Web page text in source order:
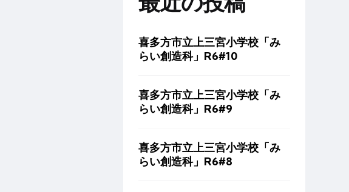
喜多方市立上三宮小学校「み
らい創造科」R6#10
喜多方市立上三宮小学校「み
らい創造科」R6#9
喜多方市立上三宮小学校「み
らい創造科」R6#8